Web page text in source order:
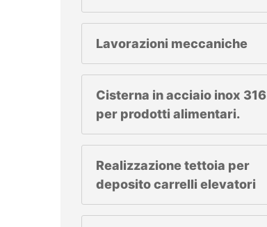
Lavorazioni meccaniche
Cisterna in acciaio inox 316
per prodotti alimentari.
Realizzazione tettoia per
deposito carrelli elevatori